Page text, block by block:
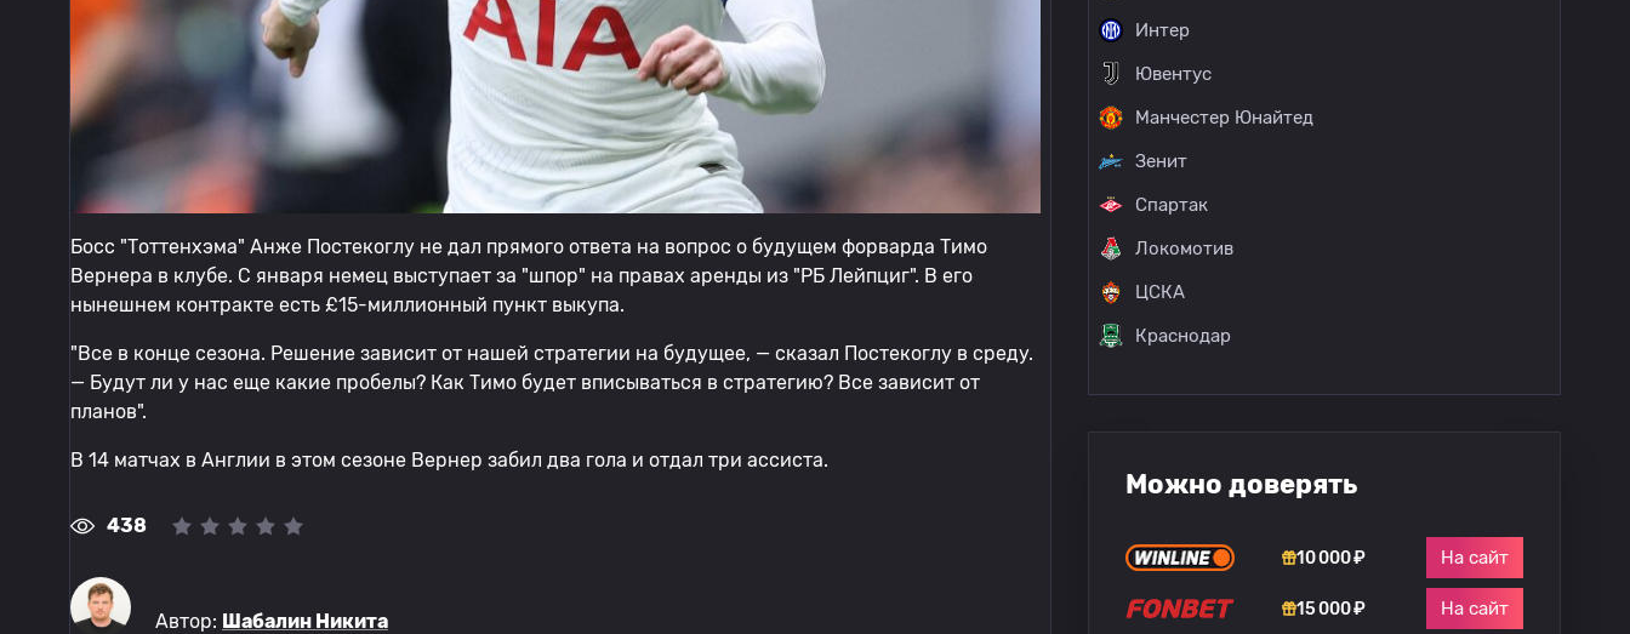
Босс "Тоттенхэма" Анже Постекоглу не дал прямого ответа на вопрос о будущем форварда Тимо
Вернера в клубе. С января немец выступает за "шпор" на правах аренды из "РБ Лейпциг". В его
нынешнем контракте есть £15-миллионный пункт выкупа.
"Все в конце сезона. Решение зависит от нашей стратегии на будущее, — сказал Постекоглу в среду.
— Будут ли у нас еще какие пробелы? Как Тимо будет вписываться в стратегию? Все зависит от
планов".
В 14 матчах в Англии в этом сезоне Вернер забил два гола и отдал три ассиста.
438
Автор: Шабалин Никита
Интер
Ювентус
Манчестер Юнайтед
Зенит
Спартак
Локомотив
ЦСКА
Краснодар
Можно доверять
10 000 ₽ На сайт
15 000 ₽ На сайт